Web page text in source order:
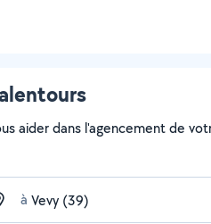
aider dans l'agencement de
à